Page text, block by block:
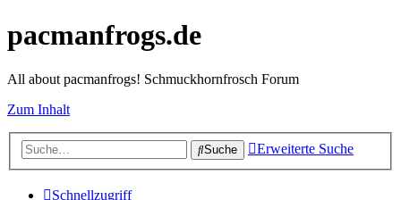
pacmanfrogs.de
All about pacmanfrogs! Schmuckhornfrosch Forum
Zum Inhalt
Suche Erweiterte Suche
Schnellzugriff